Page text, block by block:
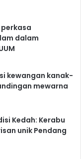
dalam
kewangan kanak-
mewarna
Kedah: Kerabu
unik Pendang